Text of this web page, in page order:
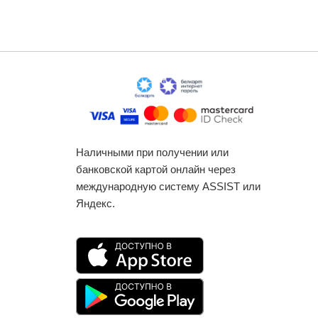
Наличными при получении или
банковской картой онлайн через
международную систему ASSIST или
Яндекс.